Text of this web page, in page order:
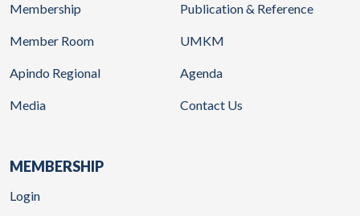
Membership
Member Room
Apindo Regional
Media
Publication & Reference
UMKM
Agenda
Contact Us
MEMBERSHIP
Login